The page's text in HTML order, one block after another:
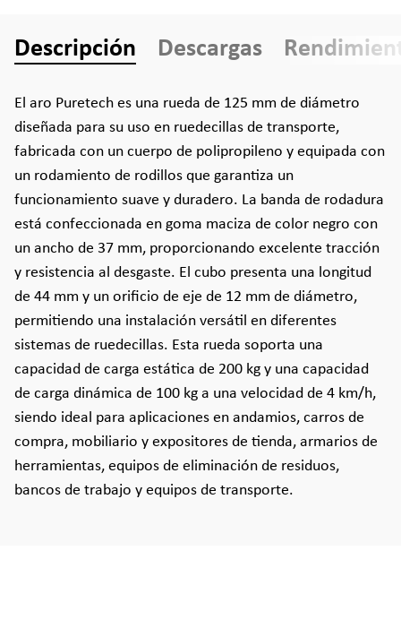
Descripción Descargas
El aro Puretech es una rueda de 125 mm de diámetro
diseñada para su uso en ruedecillas de transporte,
fabricada con un cuerpo de polipropileno y equipada con
un rodamiento de rodillos que garantiza un
funcionamiento suave y duradero. La banda de rodadura
está confeccionada en goma maciza de color negro con
un ancho de 37 mm, proporcionando excelente tracción
y resistencia al desgaste. El cubo presenta una longitud
de 44 mm y un orificio de eje de 12 mm de diámetro,
permitiendo una instalación versátil en diferentes
sistemas de ruedecillas. Esta rueda soporta una
capacidad de carga estática de 200 kg y una capacidad
de carga dinámica de 100 kg a una velocidad de 4 km/h,
siendo ideal para aplicaciones en andamios, carros de
compra, mobiliario y expositores de tienda, armarios de
herramientas, equipos de eliminación de residuos,
bancos de trabajo y equipos de transporte.